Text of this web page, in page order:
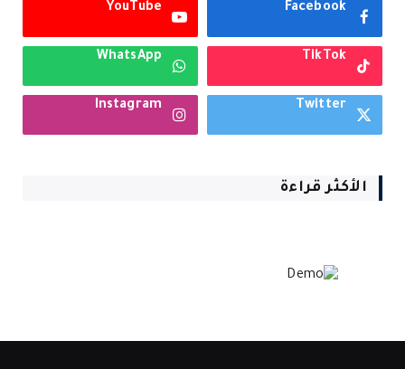
Facebook
YouTube
TikTok
WhatsApp
Twitter
Instagram
الأكثر قراءة